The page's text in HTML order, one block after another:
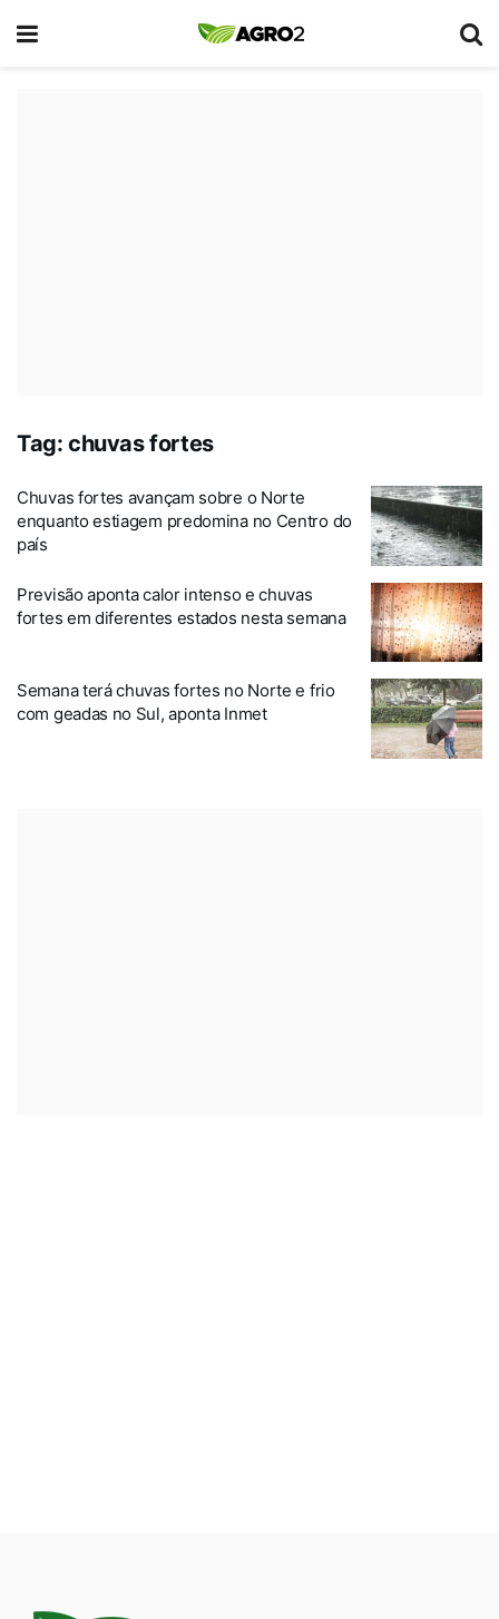
Tag: chuvas fortes
Chuvas fortes avançam sobre o Norte
enquanto estiagem predomina no Centro do
país
Previsão aponta calor intenso e chuvas
fortes em diferentes estados nesta semana
Semana terá chuvas fortes no Norte e frio
com geadas no Sul, aponta Inmet